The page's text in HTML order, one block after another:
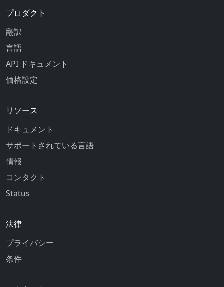
プロダクト
翻訳
言語
API ドキュメント
価格設定
リソース
ドキュメント
サポートされている言語
情報
コンタクト
Status
法律
プライバシー
条件